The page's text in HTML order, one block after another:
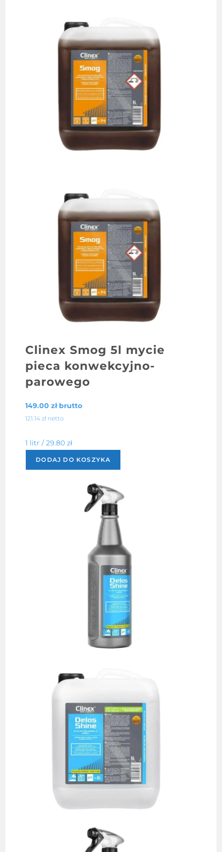
Clinex Smog 5l mycie
pieca konwekcyjno-
parowego
149.00złbrutto
121.14zł netto
1 litr / 29.80zł
DODAJ DO KOSZYKA